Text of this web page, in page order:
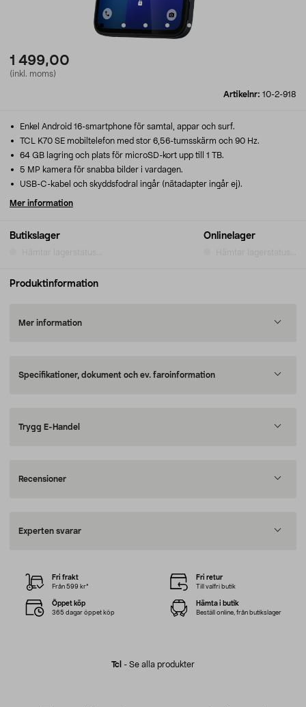
1 499,00
(inkl. moms)
Artikelnr: 10-2-918
Butikslager Onlinelager
Enkel Android 16-smartphone för samtal, appar och surf.
TCL K70 SE mobiltelefon med stor 6,56-tumsskärm och 90 Hz.
64 GB lagring och plats för microSD-kort upp till 1 TB.
5 MP kamera för snabba bilder i vardagen.
USB-C-kabel och skyddsfodral ingår (nätadapter ingår ej).
Mer information
Produktinformation
Mer information
Specifikationer, dokument och ev. faroinformation
Trygg E-Handel
Recensioner
Experten svarar
Tcl - Se alla produkter
Fri frakt
Från 599 kr*
Fri retur
Till valfri butik
Öppet köp
365 dagar öppet köp
Hämta i butik
Beställ online, från butikslager